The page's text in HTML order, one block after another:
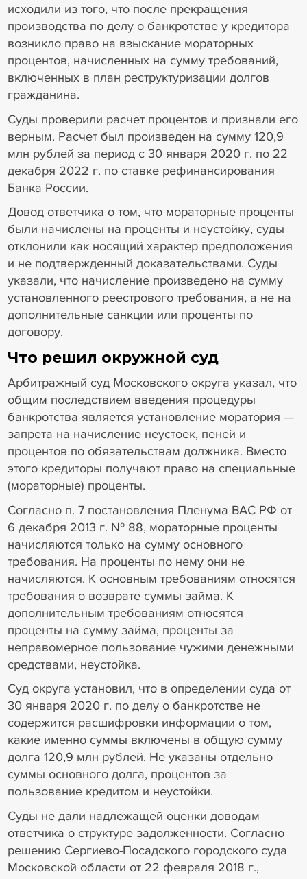
исходили из того, что после прекращения
производства по делу о банкротстве у кредитора
возникло право на взыскание мораторных
процентов, начисленных на сумму требований,
включенных в план реструктуризации долгов
гражданина.
Суды проверили расчет процентов и признали его
верным. Расчет был произведен на сумму 120,9
млн рублей за период с 30 января 2020 г. по 22
декабря 2022 г. по ставке рефинансирования
Банка России.
Довод ответчика о том, что мораторные проценты
были начислены на проценты и неустойку, суды
отклонили как носящий характер предположения
и не подтвержденный доказательствами. Суды
указали, что начисление произведено на сумму
установленного реестрового требования, а не на
дополнительные санкции или проценты по
договору.
Что решил окружной суд
Арбитражный суд Московского округа указал, что
общим последствием введения процедуры
банкротства является установление моратория —
запрета на начисление неустоек, пеней и
процентов по обязательствам должника. Вместо
этого кредиторы получают право на специальные
(мораторные) проценты.
Согласно п. 7 постановления Пленума ВАС РФ от
6 декабря 2013 г. № 88, мораторные проценты
начисляются только на сумму основного
требования. На проценты по нему они не
начисляются. К основным требованиям относятся
требования о возврате суммы займа. К
дополнительным требованиям относятся
проценты на сумму займа, проценты за
неправомерное пользование чужими денежными
средствами, неустойка.
Суд округа установил, что в определении суда от
30 января 2020 г. по делу о банкротстве не
содержится расшифровки информации о том,
какие именно суммы включены в общую сумму
долга 120,9 млн рублей. Не указаны отдельно
суммы основного долга, процентов за
пользование кредитом и неустойки.
Суды не дали надлежащей оценки доводам
ответчика о структуре задолженности. Согласно
решению Сергиево-Посадского городского суда
Московской области от 22 февраля 2018 г.,